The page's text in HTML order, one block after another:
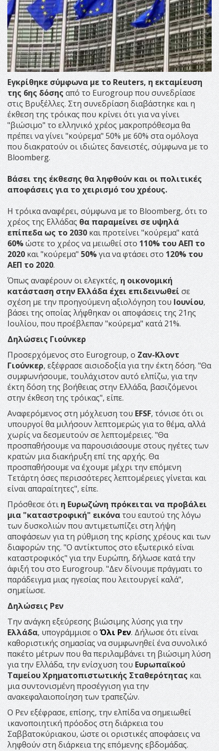
Εγκρίθηκε σύμφωνα με το Reuters, η εκταμίευση
της 6ης δόσηςαπό το Eurogroup που συνεδρίασε
στις Βρυξέλλες. Στη συνεδρίαση διαβάστηκε και η
έκθεση της τρόικας που κρίνει ότι για να γίνει
"βιώσιμο" το ελληνικό χρέος μακροπρόθεσμα θα
πρέπει να γίνει "κούρεμα" 50% με 60% στα ομόλογα
που διακρατούν οι ιδιώτες δανειστές, σύμφωνα με το
Bloomberg.
Βάσει της έκθεσης θα ληφθούν και οι πολιτικές
αποφάσεις για το χειρισμό του χρέους.
Η τρόικα αναφέρει, σύμφωνα με το Bloomberg, ότι το
χρέος της Ελλάδαςθα παραμείνει σε υψηλά
επίπεδα ως το 2030 και προτείνει "κούρεμα" κατά
60%ώστε το χρέος να μειωθεί στο110% του ΑΕΠ το
2020 και "κούρεμα" 50%για να φτάσει στο 120% του
ΑΕΠ το 2020.
Όπως αναφέρουν οι ελεγκτές,η οικονομική
κατάσταση στην Ελλάδα έχει επιδεινωθείσε
σχέση με την προηγούμενη αξιολόγηση του Ιουνίου,
βάσει της οποίας λήφθηκαν οι αποφάσεις της 21ης
Ιουλίου, που προέβλεπαν "κούρεμα" κατά 21%.
Δηλώσεις Γιούνκερ
Προσερχόμενος στο Eurogroup, ο Ζαν-Κλοντ
Γιούνκερ, εξέφρασε αισιοδοξία για την έκτη δόση. "Θα
συμφωνήσουμε, τουλάχιστον αυτό ελπίζω, για την
έκτη δόση της βοήθειας στην Ελλάδα, βασιζόμενοι
στην έκθεση της τρόικας", είπε.
Αναφερόμενος στη μόχλευση τουEFSF, τόνισε ότι οι
υπουργοί θα μιλήσουν λεπτομερώς για το θέμα, αλλά
χωρίς να δεσμευτούν σε λεπτομέρειες. "Θα
προσπαθήσουμε να παρουσιάσουμε στους ηγέτες των
κρατών μια διακήρυξη επί της αρχής. Θα
προσπαθήσουμε να έχουμε μέχρι την επόμενη
Τετάρτη όσες περισσότερες λεπτομέρειες γίνεται και
είναι απαραίτητες", είπε.
Πρόσθεσε ότιη Ευρωζώνη πρόκειται να προβάλει
μια "καταστροφική" εικόνατου εαυτού της λόγω
των δυσκολιών που αντιμετωπίζει στη λήψη
αποφάσεων για τη ρύθμιση της κρίσης χρέους και των
διαφορών της. "Ο αντίκτυπος στο εξωτερικό είναι
καταστροφικός" για την Ευρώπη, δήλωσε κατά την
άφιξή του στο Eurogroup. "Δεν δίνουμε πράγματι το
παράδειγμα μιας ηγεσίας που λειτουργεί καλά",
σημείωσε.
Δηλώσεις Ρεν
Την ανάγκη εξεύρεσης βιώσιμης λύσης για την
Ελλάδα, υπογράμμισε ο Όλι Ρεν. Δήλωσε ότι είναι
καθοριστικής σημασίας να συμφωνηθεί ένα συνολικό
πακέτο μέτρων που θα περιλαμβάνει τη βιώσιμη λύση
για την Ελλάδα, την ενίσχυση τουΕυρωπαϊκού
Ταμείου Χρηματοπιστωτικής Σταθερότητας και
μια συντονισμένη προσέγγιση για την
ανακεφαλαιοποίηση των τραπεζών.
Ο Ρεν εξέφρασε, επίσης, την ελπίδα να σημειωθεί
ικανοποιητική πρόοδος στη διάρκεια του
Σαββατοκύριακου, ώστε οι οριστικές αποφάσεις να
ληφθούν στη διάρκεια της επόμενης εβδομάδας.